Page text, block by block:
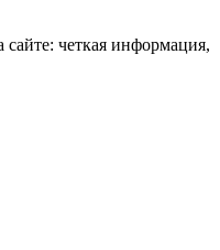
четкая информация,